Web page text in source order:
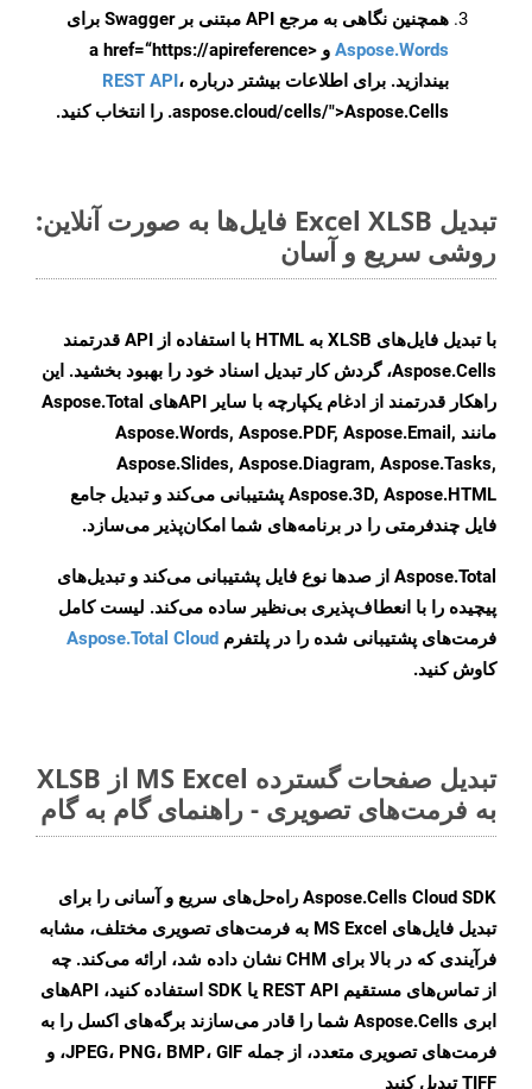
همچنین نگاهی به مرجع API مبتنی بر Swagger برای
Aspose.Words
و <a href=“https://apireference
بیندازید. برای اطلاعات بیشتر درباره REST API،
.aspose.cloud/cells/">Aspose.Cells را انتخاب کنید.
تبدیل Excel XLSB فایل‌ها به صورت آنلاین:
روشی سریع و آسان
با تبدیل فایل‌های XLSB به HTML با استفاده از API قدرتمند
Aspose.Cells، گردش کار تبدیل اسناد خود را بهبود بخشید. این
راهکار قدرتمند از ادغام یکپارچه با سایر APIهای Aspose.Total
مانند Aspose.Words, Aspose.PDF, Aspose.Email,
Aspose.Slides, Aspose.Diagram, Aspose.Tasks,
Aspose.3D, Aspose.HTML پشتیبانی می‌کند و تبدیل جامع
فایل چندفرمتی را در برنامه‌های شما امکان‌پذیر می‌سازد.
Aspose.Total از صدها نوع فایل پشتیبانی می‌کند و تبدیل‌های
پیچیده را با انعطاف‌پذیری بی‌نظیر ساده می‌کند. لیست کامل
فرمت‌های پشتیبانی شده را در پلتفرم Aspose.Total Cloud
کاوش کنید.
تبدیل صفحات گسترده MS Excel از XLSB
به فرمت‌های تصویری - راهنمای گام به گام
Aspose.Cells Cloud SDK راه‌حل‌های سریع و آسانی را برای
تبدیل فایل‌های MS Excel به فرمت‌های تصویری مختلف، مشابه
فرآیندی که در بالا برای CHM نشان داده شد، ارائه می‌کند. چه
از تماس‌های مستقیم REST API یا SDK استفاده کنید، APIهای
ابری Aspose.Cells شما را قادر می‌سازند برگه‌های اکسل را به
فرمت‌های تصویری متعدد، از جمله JPEG، PNG، BMP، GIF، و
TIFF تبدیل کنید